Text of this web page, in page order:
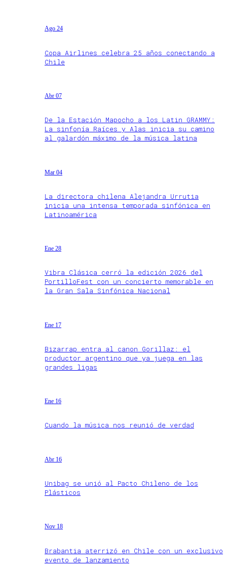
Ago 24
Copa Airlines celebra 25 años conectando a
Chile
Abr 07
De la Estación Mapocho a los Latin GRAMMY:
La sinfonía Raíces y Alas inicia su camino
al galardón máximo de la música latina
Mar 04
La directora chilena Alejandra Urrutia
inicia una intensa temporada sinfónica en
Latinoamérica
Ene 28
Vibra Clásica cerró la edición 2026 del
PortilloFest con un concierto memorable en
la Gran Sala Sinfónica Nacional
Ene 17
Bizarrap entra al canon Gorillaz: el
productor argentino que ya juega en las
grandes ligas
Ene 16
Cuando la música nos reunió de verdad
Abr 16
Unibag se unió al Pacto Chileno de los
Plásticos
Nov 18
Brabantia aterrizó en Chile con un exclusivo
evento de lanzamiento